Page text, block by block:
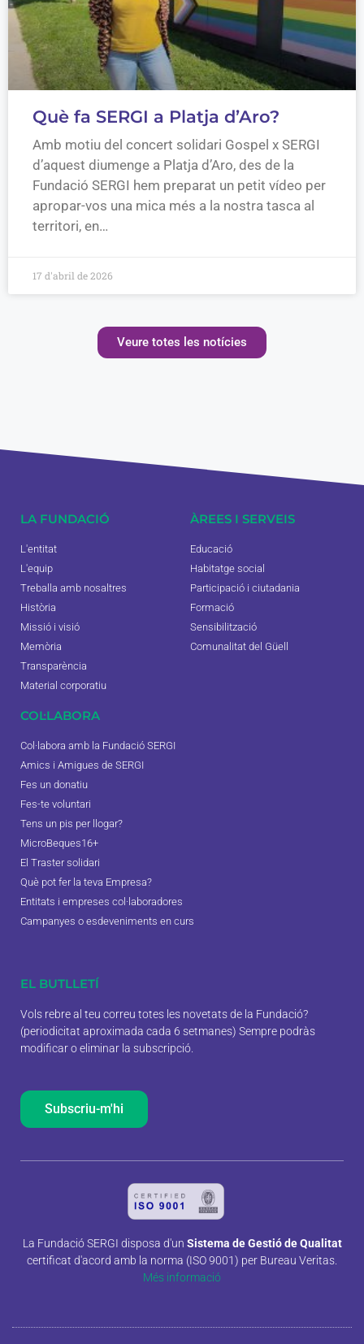
Què fa SERGI a Platja d’Aro?
Amb motiu del concert solidari Gospel x SERGI
d’aquest diumenge a Platja d’Aro, des de la
Fundació SERGI hem preparat un petit vídeo per
apropar-vos una mica més a la nostra tasca al
territori, en…
17 d'abril de 2026
Veure totes les notícies
LA FUNDACIÓ
L'entitat
L'equip
Treballa amb nosaltres
Història
Missió i visió
Memòria
Transparència
Material corporatiu
ÀREES I SERVEIS
Educació
Habitatge social
Participació i ciutadania
Formació
Sensibilització
Comunalitat del Güell
COL·LABORA
Col·labora amb la Fundació SERGI
Amics i Amigues de SERGI
Fes un donatiu
Fes-te voluntari
Tens un pis per llogar?
MicroBeques16+
El Traster solidari
Què pot fer la teva Empresa?
Entitats i empreses col·laboradores
Campanyes o esdeveniments en curs
EL BUTLLETÍ
Vols rebre al teu correu totes les novetats de la Fundació?
(periodicitat aproximada cada 6 setmanes) Sempre podràs
modificar o eliminar la subscripció.
Subscriu-m'hi
La Fundació SERGI disposa d'un Sistema de Gestió de Qualitat
certificat d'acord amb la norma (ISO 9001) per Bureau Veritas.
Més informació